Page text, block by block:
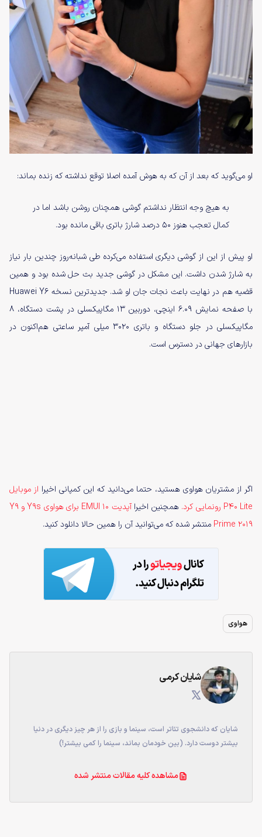
او می‌گوید که بعد از آن که به هوش آمده اصلا توقع نداشته که زنده بماند:
به هیچ وجه انتظار نداشتم گوشی همچنان روشن باشد اما در
کمال تعجب هنوز ۵۰ درصد شارژ باتری باقی مانده بود.
او پیش از این از گوشی دیگری استفاده می‌کرده طی شبانه‌روز چندین بار نیاز
به شارژ شدن داشت. این مشکل در گوشی جدید بث حل شده بود و همین
قضیه هم در نهایت باعث نجات جان او شد. جدیدترین نسخه Huawei Y6
با صفحه نمایش ۶.۰۹ اینچی، دوربین ۱۳ مگاپیکسلی در پشت دستگاه، ۸
مگاپیکسلی در جلو دستگاه و باتری ۳۰۲۰ میلی آمپر ساعتی هم‌اکنون در
بازارهای جهانی در دسترس است.
اگر از مشتریان هواوی هستید، حتما می‌دانید که این کمپانی اخیرا از موبایل
P40 Lite رونمایی کرد.
همچنین اخیرا
آپدیت EMUI 10 برای هواوی Y9s و Y9
Prime 2019 منتشر شده که می‌توانید آن را همین حالا دانلود کنید.
هواوی
شایان کرمی
شایان که دانشجوی تئاتر است، سینما و بازی را از هر چیز دیگری در دنیا
بیشتر دوست دارد. (بین خودمان بماند، سینما را کمی بیشتر!)
مشاهده کلیه مقالات منتشر شده